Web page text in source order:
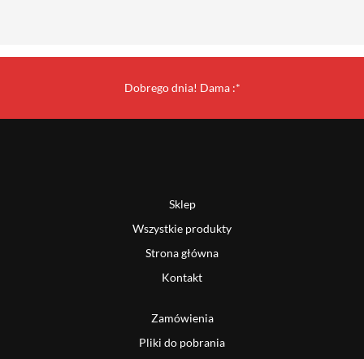
Dobrego dnia! Dama :*
Sklep
Wszystkie produkty
Strona główna
Kontakt
Zamówienia
Pliki do pobrania